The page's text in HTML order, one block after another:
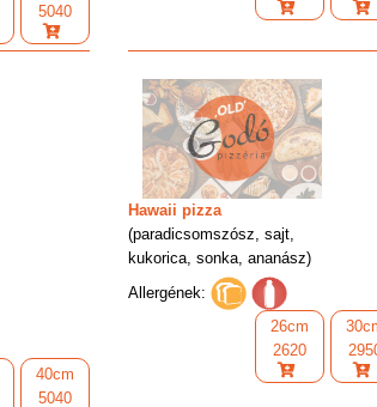
5040
40cm
5040
Hawaii pizza
(paradicsomszósz, sajt,
kukorica, sonka, ananász)
Allergének:
26cm
2620